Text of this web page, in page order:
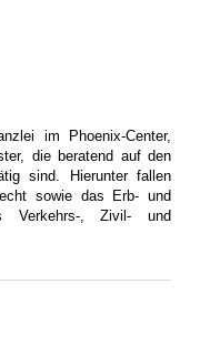
im Phoenix-Center,
die beratend auf den
sind. Hierunter fallen
sowie das Erb- und
Verkehrs-, Zivil- und